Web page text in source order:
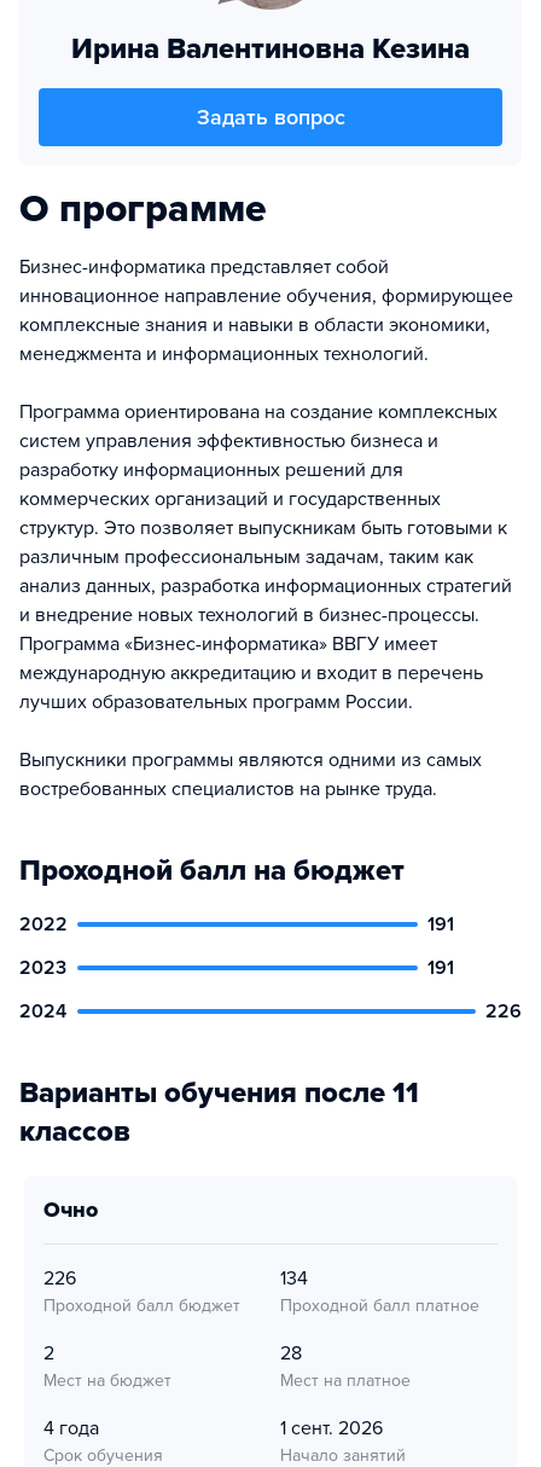
Ирина Валентиновна Кезина
Задать вопрос
О программе
Бизнес-информатика представляет собой
инновационное направление обучения, формирующее
комплексные знания и навыки в области экономики,
менеджмента и информационных технологий.
Программа ориентирована на создание комплексных
систем управления эффективностью бизнеса и
разработку информационных решений для
коммерческих организаций и государственных
структур. Это позволяет выпускникам быть готовыми к
различным профессиональным задачам, таким как
анализ данных, разработка информационных стратегий
и внедрение новых технологий в бизнес-процессы.
Программа «Бизнес-информатика» ВВГУ имеет
международную аккредитацию и входит в перечень
лучших образовательных программ России.
Выпускники программы являются одними из самых
востребованных специалистов на рынке труда.
Проходной балл на бюджет
2022
191
2023
191
2024
226
Варианты обучения после 11
классов
очно
226
Проходной балл бюджет
134
Проходной балл платное
2
Мест на бюджет
28
Мест на платное
4 года
Срок обучения
1 сент. 2026
Начало занятий